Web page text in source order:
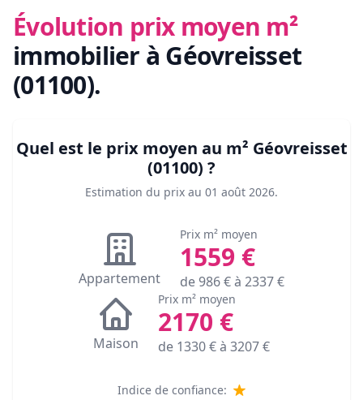
Évolution prix moyen m²
immobilier à Géovreisset
(01100).
Quel est le prix moyen au m² Géovreisset
(01100) ?
Estimation du prix au 01 août 2026.
Appartement
Prix m² moyen
1559 €
de986€ à 2337€
Maison
Prix m² moyen
2170 €
de 1330€ à 3207€
Indice de confiance: